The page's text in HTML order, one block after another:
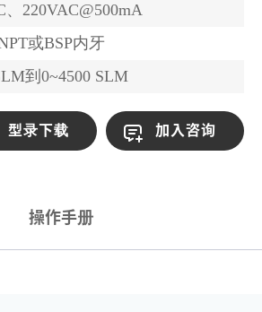
、220VAC@500mA
或BSP内牙
到0~4500 SLM
型录下载 加入咨询
操作手册